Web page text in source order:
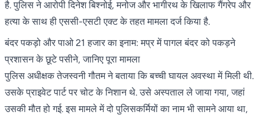
है. पुलिस ने आरोपी दिनेश बिश्नोई, मनोज और भागीरथ के खिलाफ गैंगरेप और
हत्या के साथ ही एससी-एसटी एक्ट के तहत मामला दर्ज किया है.
बंदर पकड़ो और पाओ 21 हजार का इनाम: मप्र में पागल बंदर को पकड़ने
प्रशासन के छूटे पसीने, जानिए पूरा मामला
पुलिस अधीक्षक तेजस्वनी गौतम ने बताया कि बच्ची घायल अवस्था में मिली थी.
उसके प्राइवेट पार्ट पर चोट के निशान थे. उसे अस्पताल ले जाया गया, जहां
उसकी मौत हो गई. इस मामले में दो पुलिसकर्मियों का नाम भी सामने आया था,